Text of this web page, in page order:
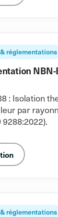
réglementations
NBN-
: Isolation
par
réglementations